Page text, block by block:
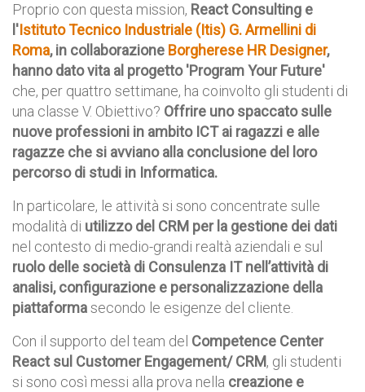
Proprio con questa mission, React Consulting e
l'Istituto Tecnico Industriale (Itis) G. Armellini di
Roma, in collaborazione Borgherese HR Designer,
hanno dato vita al progetto 'Program Your Future'
che, per quattro settimane, ha coinvolto gli studenti di
una classe V. Obiettivo? Offrire uno spaccato sulle
nuove professioni in ambito ICT ai ragazzi e alle
ragazze che si avviano alla conclusione del loro
percorso di studi in Informatica.
In particolare, le attività si sono concentrate sulle
modalità di utilizzo del CRM per la gestione dei dati
nel contesto di medio-grandi realtà aziendali e sul
ruolo delle società di Consulenza IT nell’attività di
analisi, configurazione e personalizzazione della
piattaformasecondo le esigenze del cliente.
Con il supporto del team del Competence Center
React sul Customer Engagement/ CRM, gli studenti
si sono così messi alla prova nella creazione e